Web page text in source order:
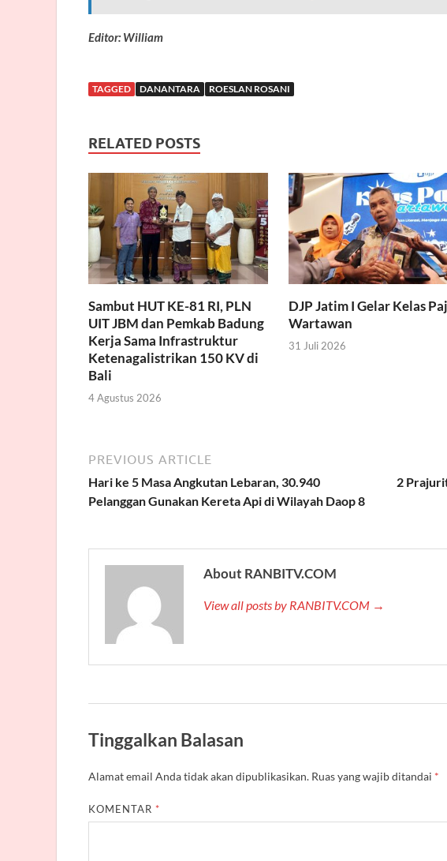
Editor: William
TAGGED DANANTARA ROESLAN ROSANI
RELATED POSTS
Sambut HUT KE-81 RI, PLN
UIT JBM dan Pemkab Badung
Kerja Sama Infrastruktur
Ketenagalistrikan 150 KV di
Bali
4 Agustus 2026
DJP Jatim I Gelar Kelas
Wartawan
31 Juli 2026
PREVIOUS ARTICLE
Hari ke 5 Masa Angkutan Lebaran, 30.940
Pelanggan Gunakan Kereta Api di Wilayah Daop 8
2
About RANBITV.COM
View all posts by RANBITV.COM →
Tinggalkan Balasan
Alamat email Anda tidak akan dipublikasikan. Ruas yang wajib ditandai *
KOMENTAR *